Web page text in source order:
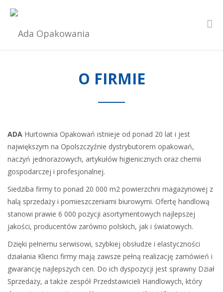
O FIRMIE
ADA Hurtownia Opakowań istnieje od ponad 20 lat i jest
największym na Opolszczyźnie dystrybutorem opakowań,
naczyń jednorazowych, artykułów higienicznych oraz chemii
gospodarczej i profesjonalnej.
Siedziba firmy to ponad 20 000 m2 powierzchni magazynowej z
halą sprzedaży i pomieszczeniami biurowymi. Ofertę handlową
stanowi prawie 6 000 pozycji asortymentowych najlepszej
jakości, producentów zarówno polskich, jak i światowych.
Dzięki pełnemu serwisowi, szybkiej obsłudze i elastyczności
działania Klienci firmy mają zawsze pełną realizację zamówień i
gwarancję najlepszych cen. Do ich dyspozycji jest sprawny Dział
Sprzedaży, a także zespół Przedstawicieli Handlowych, który